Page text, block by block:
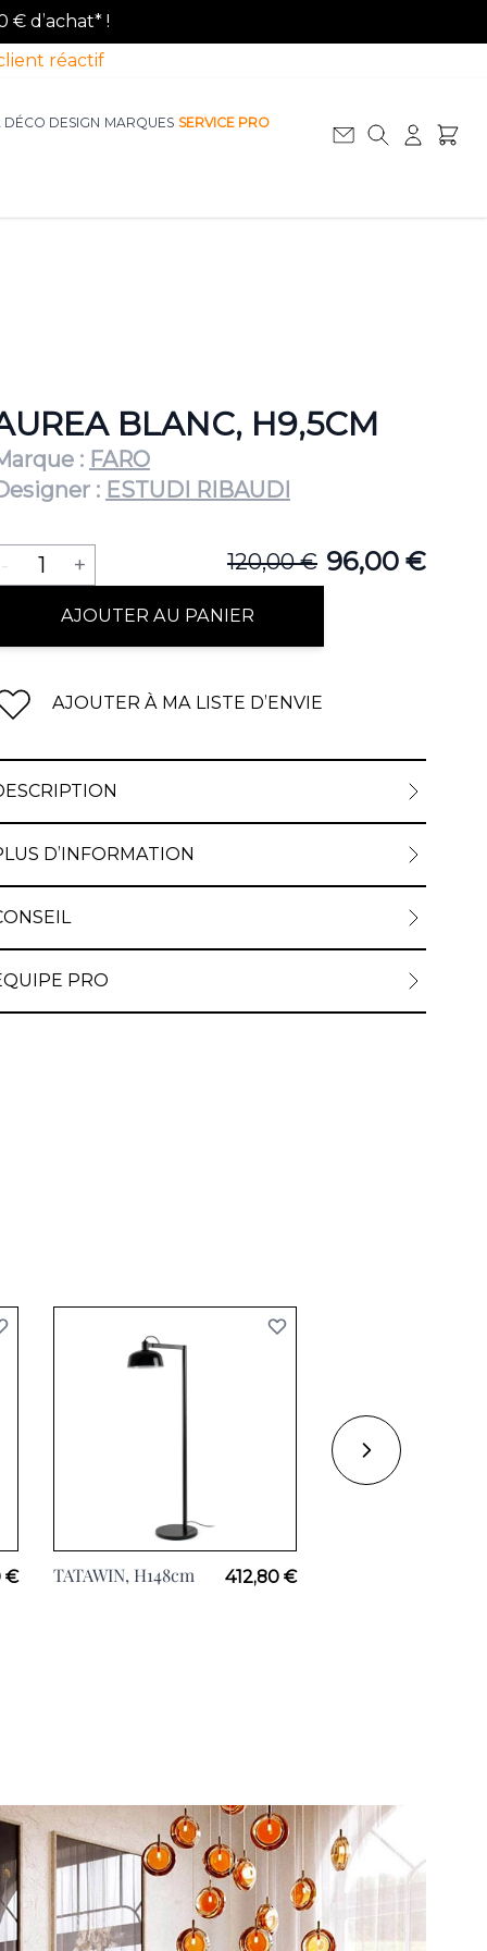
€ d’achat* !
réactif
DÉCO DESIGN MARQUES SERVICE PRO
BLANC, H9,5CM
: FARO
: ESTUDI RIBAUDI
120,00 € 96,00 €
- 1 +
AJOUTER AU PANIER
AJOUTER À MA LISTE D’ENVIE
D’INFORMATION
PRO
€ TATAWIN, H148cm 412,80 €